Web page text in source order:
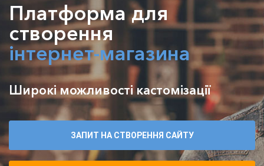
Платформа для
створення
інтернет-магазина
Широкі можливості кастомізації
ЗАПИТ НА СТВОРЕННЯ САЙТУ